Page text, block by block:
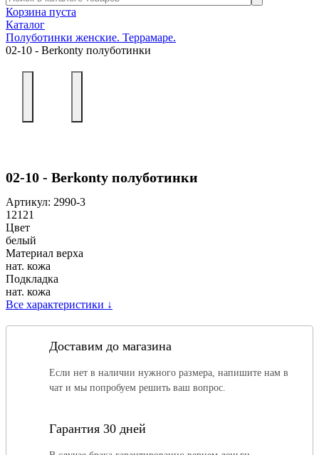
Корзина пуста
Каталог
Полуботинки женские. Террамаре.
02-10 - Berkonty полуботинки
02-10 - Berkonty полуботинки
Артикул: 2990-3
12121
Цвет
белый
Материал верха
нат. кожа
Подкладка
нат. кожа
Все характеристики ↓
Доставим до магазина
Если нет в наличии нужного размера, напишите нам в
чат и мы попробуем решить ваш вопрос.
Гарантия 30 дней